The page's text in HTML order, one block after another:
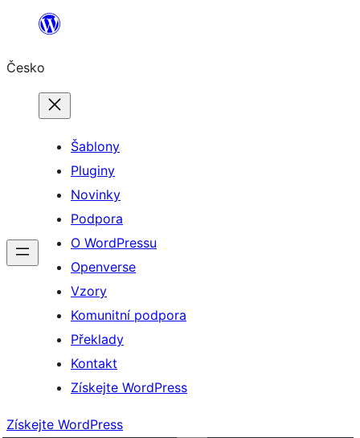
Přeskočit
obsah
Česko
Šablony
Pluginy
Novinky
Podpora
O WordPressu
Openverse
Vzory
Komunitní podpora
Překlady
Kontakt
Získejte WordPress
Získejte WordPress